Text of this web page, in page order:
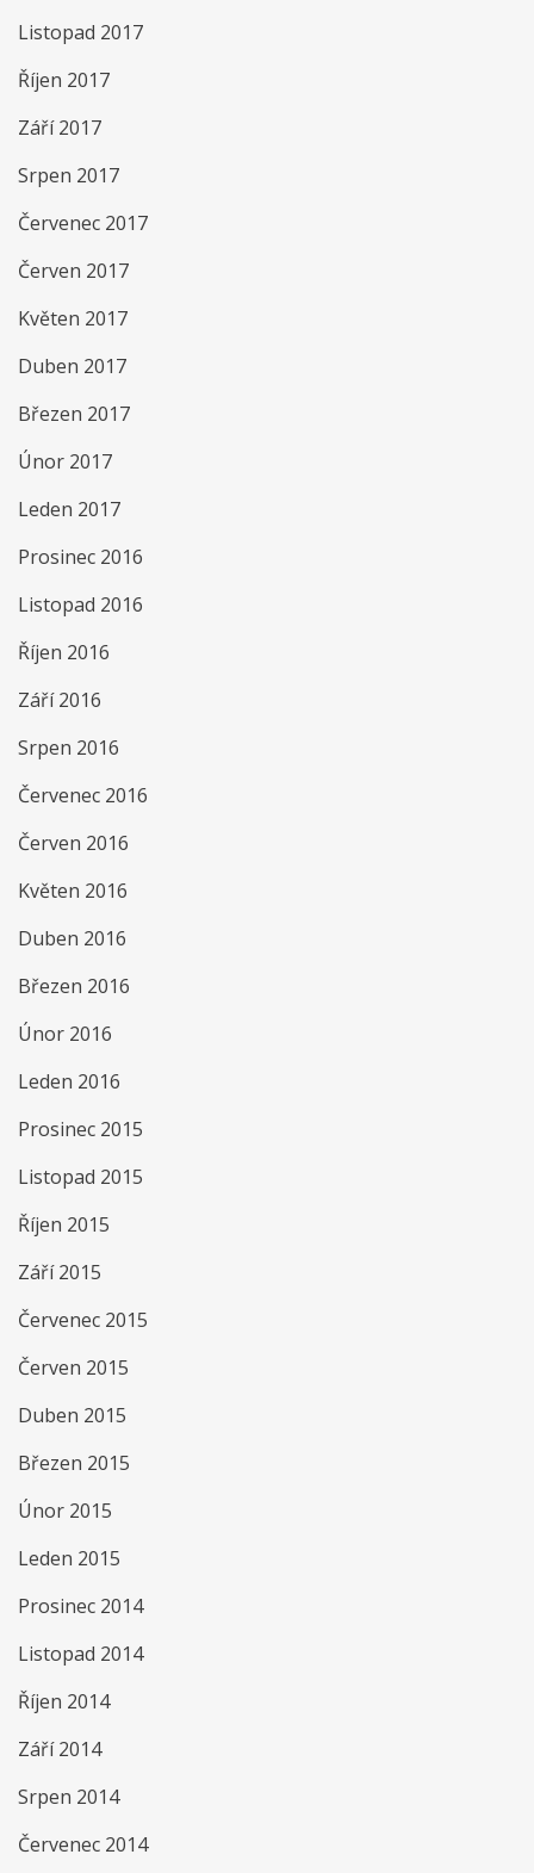
Listopad 2017
Říjen 2017
Září 2017
Srpen 2017
Červenec 2017
Červen 2017
Květen 2017
Duben 2017
Březen 2017
Únor 2017
Leden 2017
Prosinec 2016
Listopad 2016
Říjen 2016
Září 2016
Srpen 2016
Červenec 2016
Červen 2016
Květen 2016
Duben 2016
Březen 2016
Únor 2016
Leden 2016
Prosinec 2015
Listopad 2015
Říjen 2015
Září 2015
Červenec 2015
Červen 2015
Duben 2015
Březen 2015
Únor 2015
Leden 2015
Prosinec 2014
Listopad 2014
Říjen 2014
Září 2014
Srpen 2014
Červenec 2014